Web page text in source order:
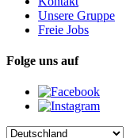
Unsere Gruppe
Freie Jobs
Folge uns auf